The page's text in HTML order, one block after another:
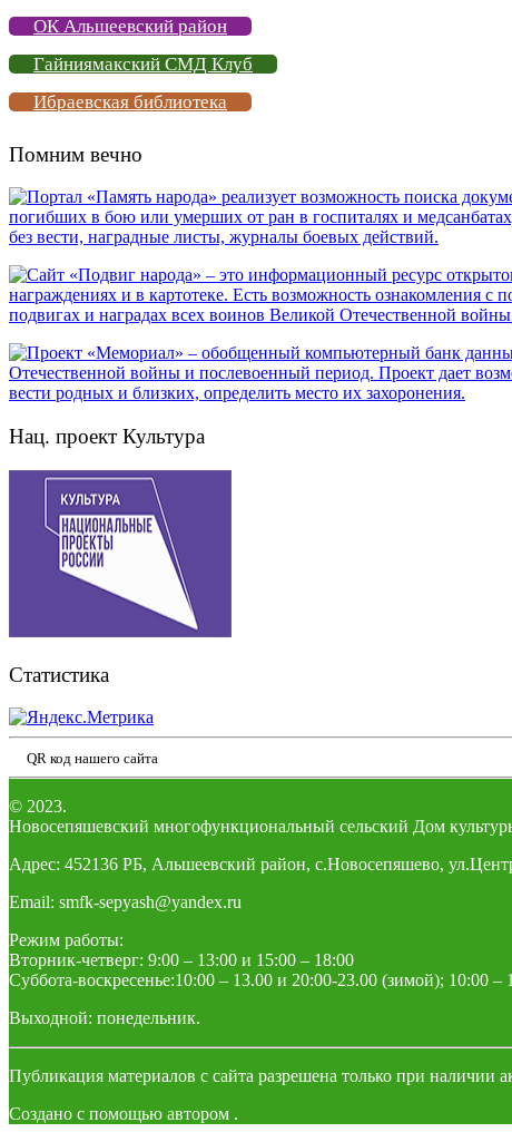
ОК Альшеевский район
Гайниямакский СМД Клуб
Ибраевская библиотека
Помним вечно
Нац. проект Культура
Статистика
QR код нашего сайта
© 2023.
Новосепяшевский многофункциональный сельский Дом
Адрес: 452136 РБ, Альшеевский район, с.Новосепяшево,
Email: smfk-sepyash@yandex.ru
Режим работы:
Вторник-четверг: 9:00 – 13:00 и 15:00 – 18:00
Суббота-воскресенье:10:00 – 13.00 и 20:00-23.00 (зимой); 10:00 –
Выходной: понедельник.
Публикация материалов с сайта разрешена только при наличии
Создано с помощью автором .